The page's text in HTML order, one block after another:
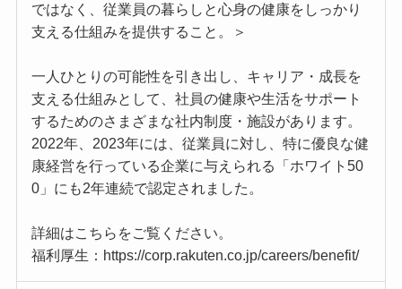
ではなく、従業員の暮らしと心身の健康をしっかり
支える仕組みを提供すること。＞
一人ひとりの可能性を引き出し、キャリア・成長を
支える仕組みとして、社員の健康や生活をサポート
するためのさまざまな社内制度・施設があります。
2022年、2023年には、従業員に対し、特に優良な健
康経営を行っている企業に与えられる「ホワイト50
0」にも2年連続で認定されました。
詳細はこちらをご覧ください。
福利厚生：https://corp.rakuten.co.jp/careers/benefit/